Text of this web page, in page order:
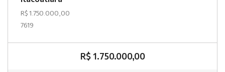
R$ 1.750.000,00
7619
R$ 1.750.000,00